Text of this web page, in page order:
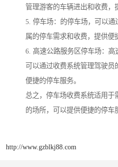
管理游客的车辆进出和收费，
5. 停车场：的停车场，可以
属的停车需求和收费，提供便
6. 高速公路服务区停车场：高
可以通过收费系统管理驾驶员
便捷的停车服务。
总之，停车场收费系统适用于
的场所，可以提供便捷的停车
http://www.gzblkj88.com